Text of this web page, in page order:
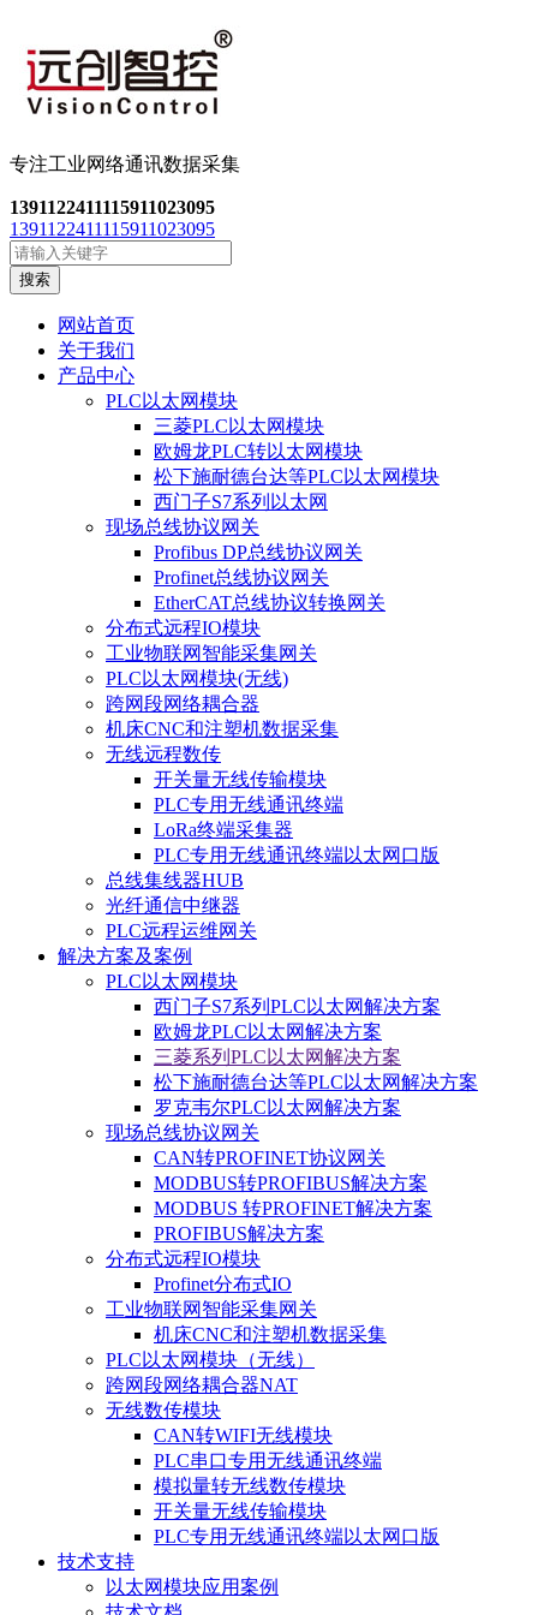
专注工业网络通讯数据采集
1391122411115911023095
1391122411115911023095
搜索
网站首页
关于我们
产品中心
PLC以太网模块
三菱PLC以太网模块
欧姆龙PLC转以太网模块
松下施耐德台达等PLC以太网模块
西门子S7系列以太网
现场总线协议网关
Profibus DP总线协议网关
Profinet总线协议网关
EtherCAT总线协议转换网关
分布式远程IO模块
工业物联网智能采集网关
PLC以太网模块(无线)
跨网段网络耦合器
机床CNC和注塑机数据采集
无线远程数传
开关量无线传输模块
PLC专用无线通讯终端
LoRa终端采集器
PLC专用无线通讯终端以太网口版
总线集线器HUB
光纤通信中继器
PLC远程运维网关
解决方案及案例
PLC以太网模块
西门子S7系列PLC以太网解决方案
欧姆龙PLC以太网解决方案
三菱系列PLC以太网解决方案
松下施耐德台达等PLC以太网解决方案
罗克韦尔PLC以太网解决方案
现场总线协议网关
CAN转PROFINET协议网关
MODBUS转PROFIBUS解决方案
MODBUS 转PROFINET解决方案
PROFIBUS解决方案
分布式远程IO模块
Profinet分布式IO
工业物联网智能采集网关
机床CNC和注塑机数据采集
PLC以太网模块（无线）
跨网段网络耦合器NAT
无线数传模块
CAN转WIFI无线模块
PLC串口专用无线通讯终端
模拟量转无线数传模块
开关量无线传输模块
PLC专用无线通讯终端以太网口版
技术支持
以太网模块应用案例